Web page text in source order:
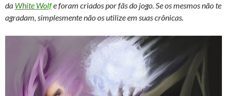
da White Wolfe foram criados por fãs do jogo. Se os mesmos não te
agradam, simplesmente não os utilize em suas crônicas.